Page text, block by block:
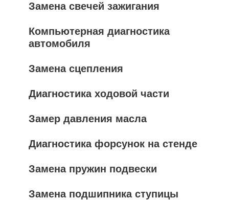
Замена свечей зажигания
Компьютерная диагностика
автомобиля
Замена сцепления
Диагностика ходовой части
Замер давления масла
Диагностика форсунок на стенде
Замена пружин подвески
Замена подшипника ступицы